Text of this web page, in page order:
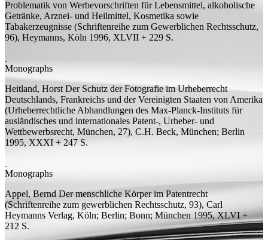
Problematik von Werbevorschriften für Lebensmittel, alkoholische
Getränke, Arznei- und Heilmittel, Kosmetika sowie
Tabakerzeugnisse (Schriftenreihe zum Gewerblichen Rechtsschutz,
96), Heymanns, Köln 1996, XLVII + 229 S.
Monographs
Heitland, Horst Der Schutz der Fotografie im Urheberrecht
Deutschlands, Frankreichs und der Vereinigten Staaten von Amerika
(Urheberrechtliche Abhandlungen des Max-Planck-Instituts für
ausländisches und internationales Patent-, Urheber- und
Wettbewerbsrecht, München, 27), C.H. Beck, München; Berlin
1995, XXXI + 247 S.
Monographs
Appel, Bernd Der menschliche Körper im Patentrecht
(Schriftenreihe zum gewerblichen Rechtsschutz, 93), Carl
Heymanns Verlag, Köln; Berlin; Bonn; München 1995, XLVI +
212 S.